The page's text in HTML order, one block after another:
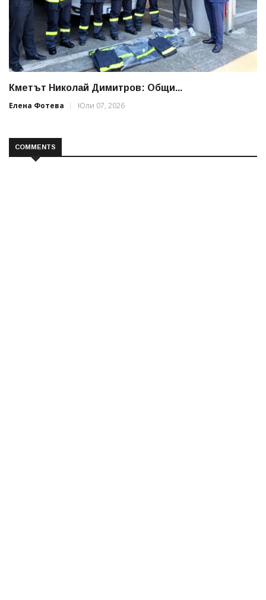
Кметът Николай Димитров: Общи...
Елена Фотева
Юли 07, 2026
COMMENTS